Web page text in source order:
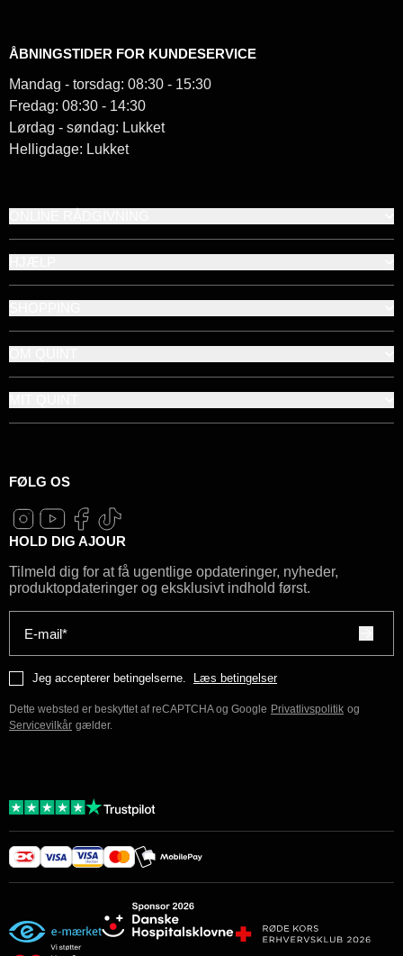
ÅBNINGSTIDER FOR KUNDESERVICE
Mandag - torsdag: 08:30 - 15:30
Fredag: 08:30 - 14:30
Lørdag - søndag: Lukket
Helligdage: Lukket
FØLG OS
HOLD DIG AJOUR
Tilmeld dig for at få ugentlige opdateringer, nyheder,
produktopdateringer og eksklusivt indhold først.
E-mail*
Jeg accepterer betingelserne. Læs betingelser
Dette websted er beskyttet af reCAPTCHA og Google Privatlivspolitik og
Servicevilkår gælder.